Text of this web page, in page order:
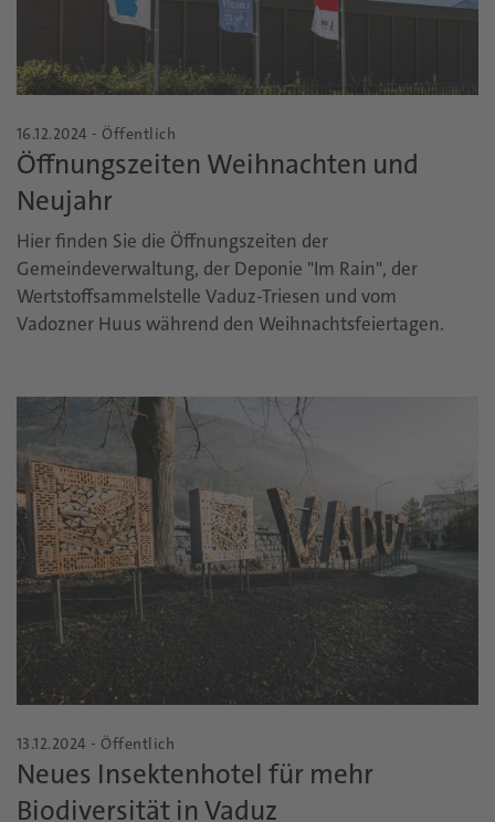
16.12.2024 - Öffentlich
Öffnungszeiten Weihnachten und
Neujahr
Hier finden Sie die Öffnungszeiten der
Gemeindeverwaltung, der Deponie "Im Rain", der
Wertstoffsammelstelle Vaduz-Triesen und vom
Vadozner Huus während den Weihnachtsfeiertagen.
13.12.2024 - Öffentlich
Neues Insektenhotel für mehr
Biodiversität in Vaduz